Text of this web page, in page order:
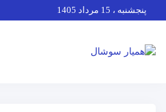
پنجشنبه ، 15 مرداد 1405